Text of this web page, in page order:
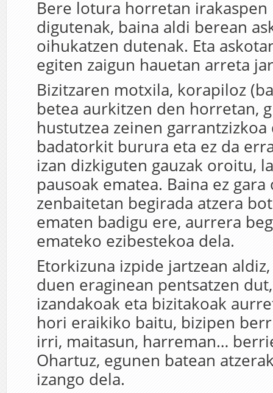
Bere lotura horretan irakaspen
digutenak, baina aldi berean
oihukatzen dutenak. Eta
egiten zaigun hauetan arreta
Bizitzaren motxila, korapiloz
betea aurkitzen den horretan,
hustutzea zeinen
badatorkit burura eta ez da
izan dizkiguten gauzak oroitu,
pausoak ematea. Baina ez
zenbaitetan begirada atzera
ematen badigu ere, aurrera
emateko ezibestekoa dela.
Etorkizuna izpide jartzean
duen eraginean pentsatzen
izandakoak eta bizitakoak
hori eraikiko baitu, bizipen
irri, maitasun, harreman…
Ohartuz, egunen batean
izango dela.